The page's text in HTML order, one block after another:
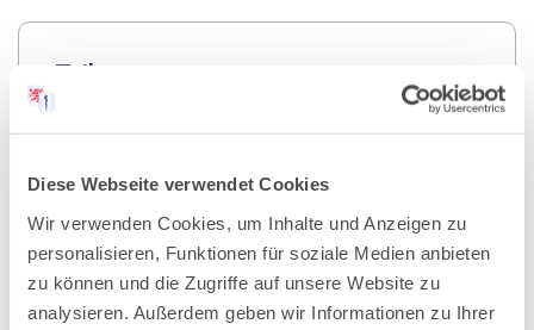
Diese Webseite verwendet Cookies
Wir verwenden Cookies, um Inhalte und Anzeigen zu
personalisieren, Funktionen für soziale Medien anbieten
zu können und die Zugriffe auf unsere Website zu
analysieren. Außerdem geben wir Informationen zu Ihrer
Teilen
PDF Download